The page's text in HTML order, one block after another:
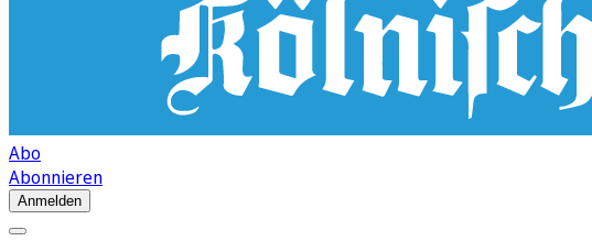
Abo
Abonnieren
Anmelden